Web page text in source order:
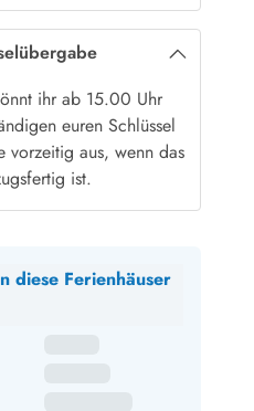
ihr ab 15.00 Uhr
euren Schlüssel
vorzeitig aus, wenn das
ist.
diese Ferienhäuser